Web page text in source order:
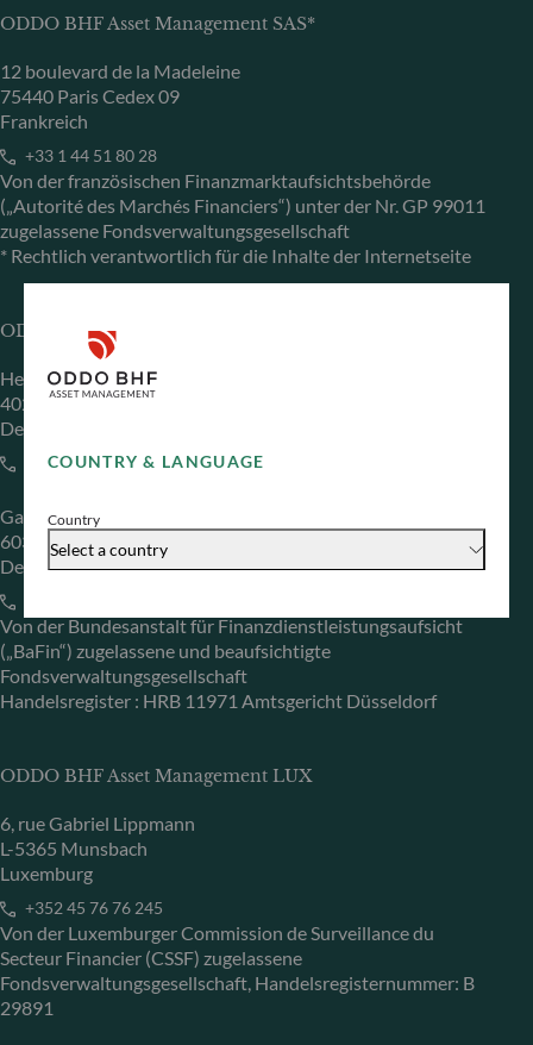
COUNTRY & LANGUAGE
Country
Select a country
ODDO BHF Asset Management SAS*
12 boulevard de la Madeleine
75440 Paris Cedex 09
Frankreich
+33 1 44 51 80 28
Von der französischen Finanzmarktaufsichtsbehörde
(„Autorité des Marchés Financiers“) unter der Nr. GP 99011
zugelassene Fondsverwaltungsgesellschaft
* Rechtlich verantwortlich für die Inhalte der Internetseite
ODDO BHF Asset Management GmbH
Herzogstraße 15
40217 Düsseldorf
Deutschland
+49 (0) 211 239 24 01
Gallusanlage 8
60329 Frankfurt am Main
Deutschland
Von der Bundesanstalt für Finanzdienstleistungsaufsicht
(„BaFin“) zugelassene und beaufsichtigte
Fondsverwaltungsgesellschaft
Handelsregister : HRB 11971 Amtsgericht Düsseldorf
ODDO BHF Asset Management LUX
6, rue Gabriel Lippmann
L-5365 Munsbach
Luxemburg
+352 45 76 76 245
Von der Luxemburger Commission de Surveillance du
Secteur Financier (CSSF) zugelassene
Fondsverwaltungsgesellschaft, Handelsregisternummer: B
29891